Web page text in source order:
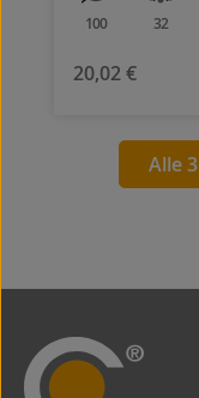
100 32
20,02 €
Alle